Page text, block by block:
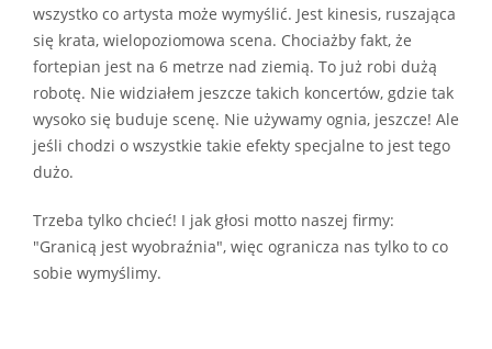
wszystko co artysta może wymyślić. Jest kinesis, ruszająca
się krata, wielopoziomowa scena. Chociażby fakt, że
fortepian jest na 6 metrze nad ziemią. To już robi dużą
robotę. Nie widziałem jeszcze takich koncertów, gdzie tak
wysoko się buduje scenę. Nie używamy ognia, jeszcze! Ale
jeśli chodzi o wszystkie takie efekty specjalne to jest tego
dużo.
Trzeba tylko chcieć! I jak głosi motto naszej firmy:
"Granicą jest wyobraźnia", więc ogranicza nas tylko to co
sobie wymyślimy.